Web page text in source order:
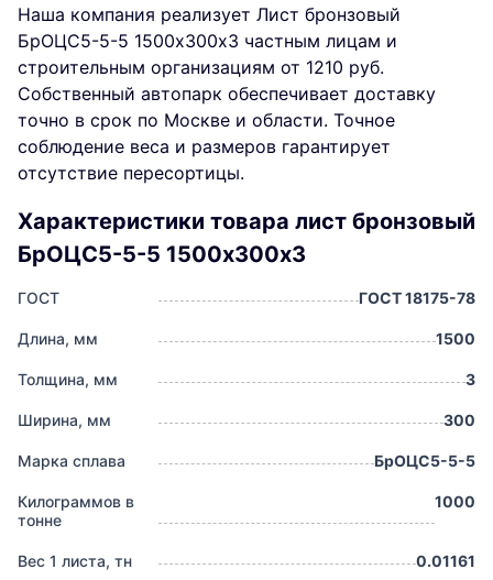
Наша компания реализует Лист бронзовый
БрОЦС5-5-5 1500х300х3 частным лицам и
строительным организациям от 1210 руб.
Собственный автопарк обеспечивает доставку
точно в срок по Москве и области. Точное
соблюдение веса и размеров гарантирует
отсутствие пересортицы.
Характеристики товара лист бронзовый
БрОЦС5-5-5 1500х300х3
ГОСТ ГОСТ 18175-78
Длина, мм 1500
Толщина, мм 3
Ширина, мм 300
Марка сплава БрОЦС5-5-5
Килограммов в
тонне
1000
Вес 1 листа, тн 0.01161